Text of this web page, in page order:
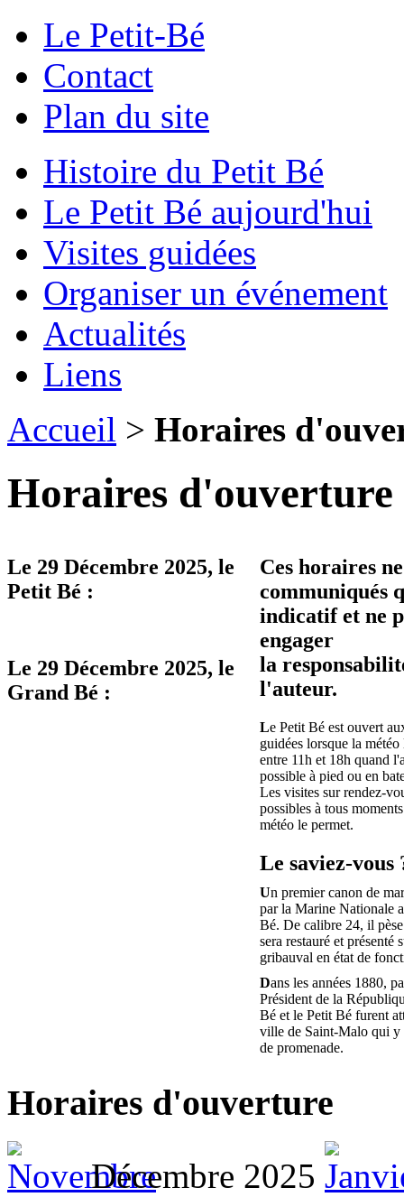
Le Petit-Bé
Contact
Plan du site
Histoire du Petit Bé
Le Petit Bé aujourd'hui
Visites guidées
Organiser un événement
Actualités
Liens
Accueil > Horaires
Horaires d'ouverture
Le 29 Décembre 2025, le
Petit Bé :
Le 29 Décembre 2025, le
Grand Bé :
Ces horaires
communiqués
indicatif et ne
engager
la
l'auteur.
Le Petit Bé est ouvert
guidées lorsque la météo
entre 11h et 18h quand
possible à pied ou en
Les visites sur rendez-
possibles à tous
météo le permet.
Le saviez-vous
Un premier canon de
par la Marine Nationale
Bé. De calibre 24, il
sera restauré et présenté
gribauval en état de
Dans les années 1880,
Président de la
Bé et le Petit Bé furent
ville de Saint-Malo qui
de promenade.
Horaires d'ouverture
Décembre 2025